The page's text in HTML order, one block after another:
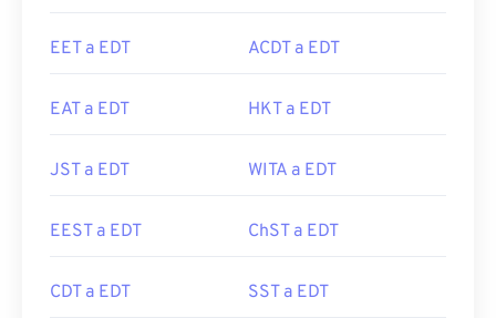
EET a EDT ACDT a EDT
EAT a EDT HKT a EDT
JST a EDT WITA a EDT
EEST a EDT ChST a EDT
CDT a EDT SST a EDT